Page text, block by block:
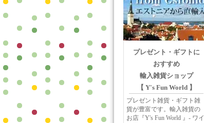
プレゼント・ギフトに
おすすめ
輸入雑貨ショップ
【 Y's Fun World 】
プレゼント雑貨・ギフト雑
貨が豊富です。輸入雑貨の
お店『Y's Fun World 』- ワイ